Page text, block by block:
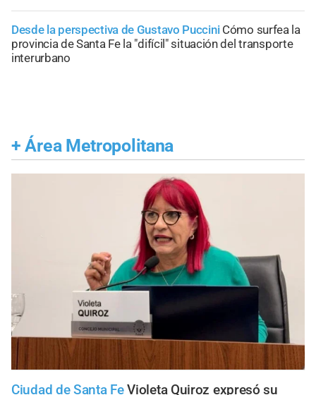
Desde la perspectiva de Gustavo Puccini Cómo surfea la
provincia de Santa Fe la "difícil" situación del transporte
interurbano
+ Área Metropolitana
Ciudad de Santa Fe Violeta Quiroz expresó su